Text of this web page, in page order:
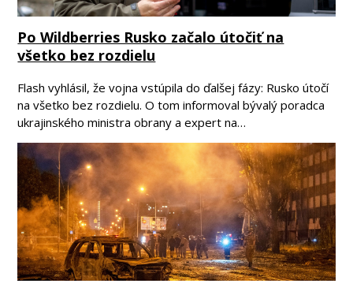
Po Wildberries Rusko začalo útočiť na
všetko bez rozdielu
Flash vyhlásil, že vojna vstúpila do ďalšej fázy: Rusko útočí
na všetko bez rozdielu. O tom informoval bývalý poradca
ukrajinského ministra obrany a expert na…